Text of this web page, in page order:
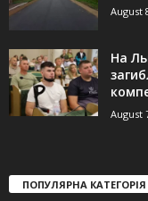
August
На
August
ПОПУЛЯРНА КАТЕГОРІЯ